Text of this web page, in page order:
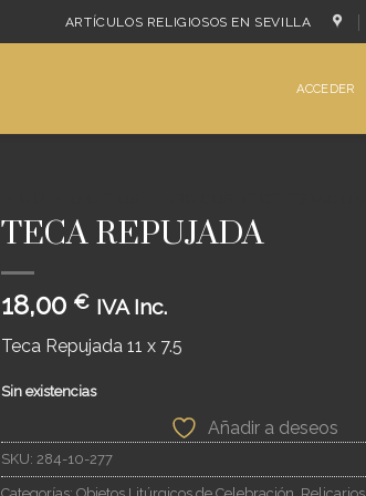
ARTÍCULOS RELIGIOSOS EN SEVILLA
ACCEDER
TECA REPUJADA
18,00 € IVA Inc.
Teca Repujada 11 x 7.5
Sin existencias
Añadir a deseos
SKU: 284-10-277